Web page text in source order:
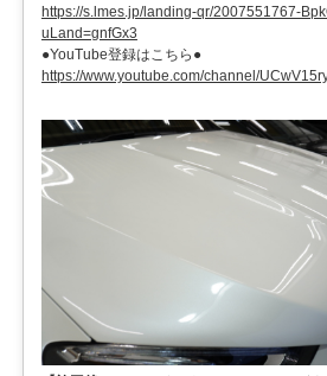
https://s.lmes.jp/landing-qr/2007551767-
uLand=gnfGx3
●YouTube登録はこちら●
https://www.youtube.com/channel/